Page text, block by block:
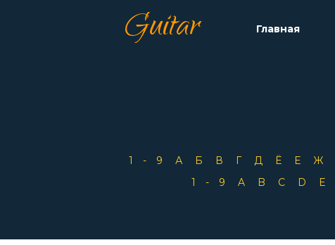
Guitar Главная
1-9 А Б В Г Д Ё Е Ж
1-9
A B C D E